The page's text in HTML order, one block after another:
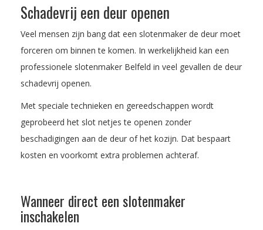
Schadevrij een deur openen
Veel mensen zijn bang dat een slotenmaker de deur moet
forceren om binnen te komen. In werkelijkheid kan een
professionele slotenmaker Belfeld in veel gevallen de deur
schadevrij openen.
Met speciale technieken en gereedschappen wordt
geprobeerd het slot netjes te openen zonder
beschadigingen aan de deur of het kozijn. Dat bespaart
kosten en voorkomt extra problemen achteraf.
Wanneer direct een slotenmaker
inschakelen